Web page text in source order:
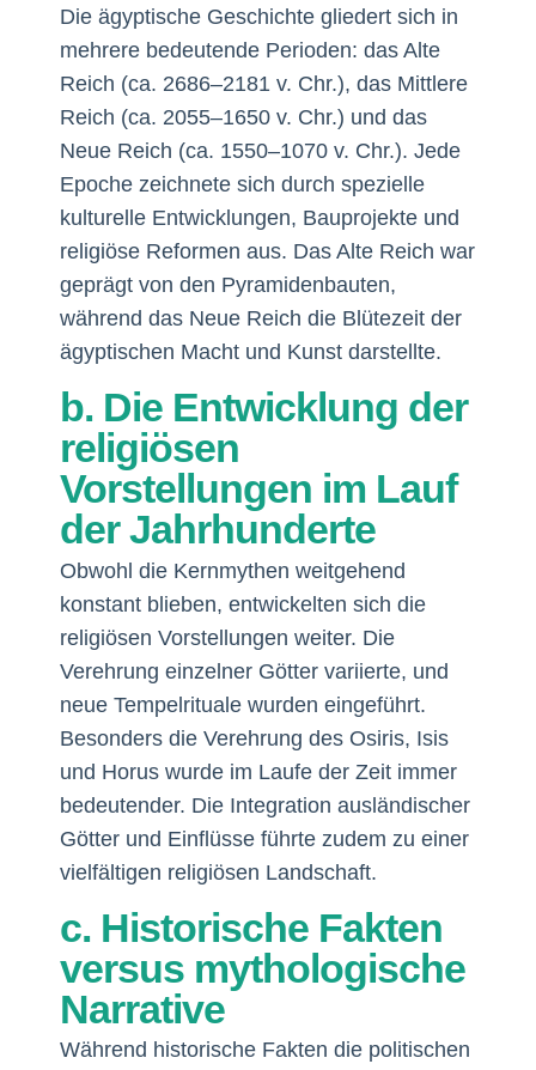
Die ägyptische Geschichte gliedert sich in
mehrere bedeutende Perioden: das Alte
Reich (ca. 2686–2181 v. Chr.), das Mittlere
Reich (ca. 2055–1650 v. Chr.) und das
Neue Reich (ca. 1550–1070 v. Chr.). Jede
Epoche zeichnete sich durch spezielle
kulturelle Entwicklungen, Bauprojekte und
religiöse Reformen aus. Das Alte Reich war
geprägt von den Pyramidenbauten,
während das Neue Reich die Blütezeit der
ägyptischen Macht und Kunst darstellte.
b. Die Entwicklung der
religiösen
Vorstellungen im Lauf
der Jahrhunderte
Obwohl die Kernmythen weitgehend
konstant blieben, entwickelten sich die
religiösen Vorstellungen weiter. Die
Verehrung einzelner Götter variierte, und
neue Tempelrituale wurden eingeführt.
Besonders die Verehrung des Osiris, Isis
und Horus wurde im Laufe der Zeit immer
bedeutender. Die Integration ausländischer
Götter und Einflüsse führte zudem zu einer
vielfältigen religiösen Landschaft.
c. Historische Fakten
versus mythologische
Narrative
Während historische Fakten die politischen